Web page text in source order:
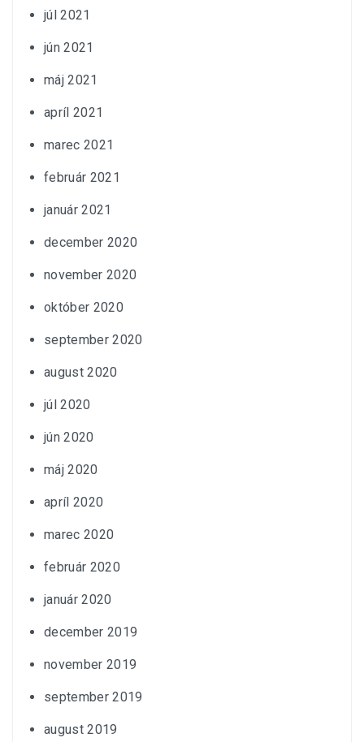
júl 2021
jún 2021
máj 2021
apríl 2021
marec 2021
február 2021
január 2021
december 2020
november 2020
október 2020
september 2020
august 2020
júl 2020
jún 2020
máj 2020
apríl 2020
marec 2020
február 2020
január 2020
december 2019
november 2019
september 2019
august 2019